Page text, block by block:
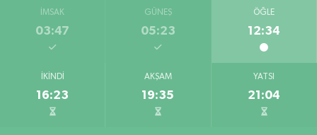
İMSAK
03:47
GÜNEŞ
05:23
ÖĞLE
12:34
İKINDI
16:23
AKŞAM
19:35
YATSI
21:04